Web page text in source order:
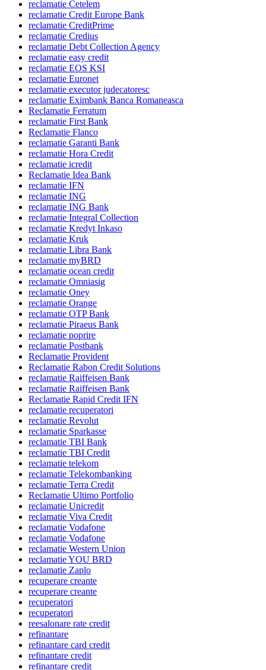
reclamatie Cetelem
reclamatie Credit Europe Bank
reclamatie CreditPrime
reclamatie Credius
reclamatie Debt Collection Agency
reclamatie easy credit
reclamatie EOS KSI
reclamatie Euronet
reclamatie executor judecatoresc
reclamatie Eximbank Banca Romaneasca
Reclamatie Ferratum
reclamatie First Bank
Reclamatie Flanco
reclamatie Garanti Bank
reclamatie Hora Credit
reclamatie icredit
Reclamatie Idea Bank
reclamatie IFN
reclamatie ING
reclamatie ING Bank
reclamatie Integral Collection
reclamatie Kredyt Inkaso
reclamatie Kruk
reclamatie Libra Bank
reclamatie myBRD
reclamatie ocean credit
reclamatie Omniasig
reclamatie Oney
reclamatie Orange
reclamatie OTP Bank
reclamatie Piraeus Bank
reclamatie poprire
reclamatie Postbank
Reclamatie Provident
Reclamatie Rabon Credit Solutions
reclamatie Raiffeisen Bank
reclamatie Raiffeisen Bank
Reclamatie Rapid Credit IFN
reclamatie recuperatori
reclamatie Revolut
reclamatie Sparkasse
reclamatie TBI Bank
reclamatie TBI Credit
reclamatie telekom
reclamatie Telekombanking
reclamatie Terra Credit
Reclamatie Ultimo Portfolio
reclamatie Unicredit
reclamatie Viva Credit
reclamatie Vodafone
reclamatie Vodafone
reclamatie Western Union
reclamatie YOU BRD
reclamatie Zaplo
recuperare creante
recuperare creante
recuperatori
recuperatori
reesalonare rate credit
refinantare
refinantare card credit
refinantare credit
refinantare credit